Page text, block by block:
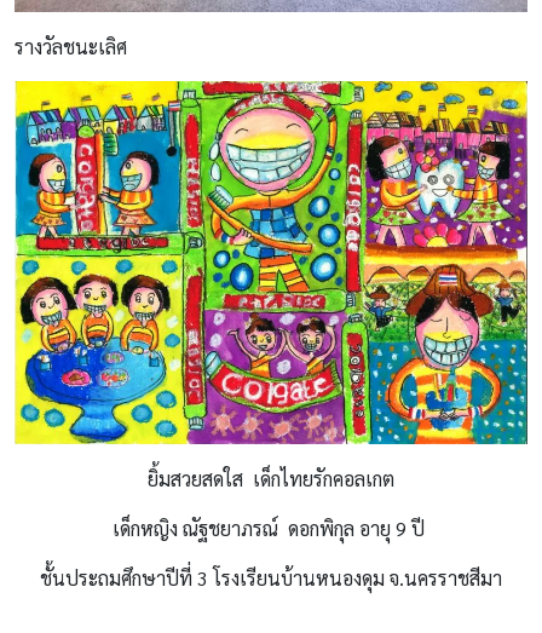
รางวัลชนะเลิศ
ยิ้มสวยสดใส เด็กไทยรักคอลเกต
เด็กหญิง ณัฐชยาภรณ์ ดอกพิกุล อายุ 9 ปี
ชั้นประถมศึกษาปีที่ 3 โรงเรียนบ้านหนองดุม จ.นครราชสีมา